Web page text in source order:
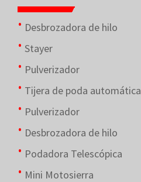
Desbrozadora de hilo
Stayer
Pulverizador
Tijera de poda automática
Pulverizador
Desbrozadora de hilo
Podadora Telescópica
Mini Motosierra